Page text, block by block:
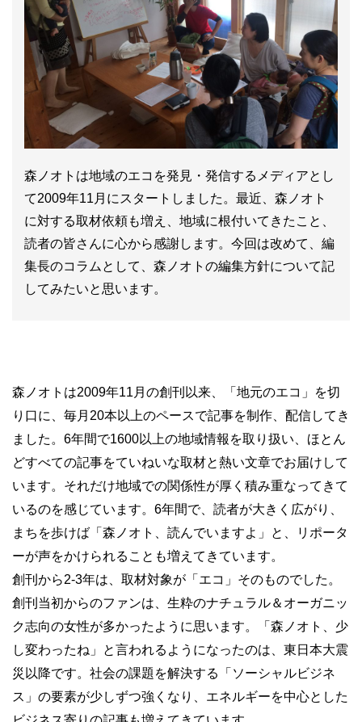
森ノオトは地域のエコを発見・発信するメディアとし
て2009年11月にスタートしました。最近、森ノオト
に対する取材依頼も増え、地域に根付いてきたこと、
読者の皆さんに心から感謝します。今回は改めて、編
集長のコラムとして、森ノオトの編集方針について記
してみたいと思います。
森ノオトは2009年11月の創刊以来、「地元のエコ」を切
り口に、毎月20本以上のペースで記事を制作、配信してき
ました。6年間で1600以上の地域情報を取り扱い、ほとん
どすべての記事をていねいな取材と熱い文章でお届けして
います。それだけ地域での関係性が厚く積み重なってきて
いるのを感じています。6年間で、読者が大きく広がり、
まちを歩けば「森ノオト、読んでいますよ」と、リポータ
ーが声をかけられることも増えてきています。
創刊から2-3年は、取材対象が「エコ」そのものでした。
創刊当初からのファンは、生粋のナチュラル＆オーガニッ
ク志向の女性が多かったように思います。「森ノオト、少
し変わったね」と言われるようになったのは、東日本大震
災以降です。社会の課題を解決する「ソーシャルビジネ
ス」の要素が少しずつ強くなり、エネルギーを中心とした